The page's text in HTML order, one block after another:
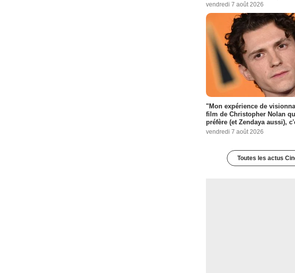
vendredi 7 août 2026
"Mon expérience de
film de Christopher Nolan
préfère (et Zendaya aussi),
vendredi 7 août 2026
Toutes les actus